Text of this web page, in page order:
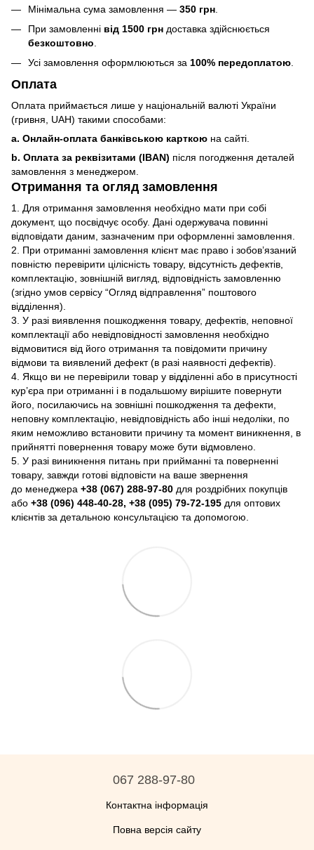
Мінімальна сума замовлення — 350 грн
При замовленні від 1500 грн доставка здійснюється
безкоштовно
Усі замовлення оформлюються за 100% передоплатою.
Оплата
Оплата приймається лише у національній валюті України
(гривня, UAH) такими способами:
a. Онлайн-оплата банківською карткою на сайті.
b. Оплата за реквізитами (IBAN) після погодження деталей
замовлення з менеджером.
Отримання та огляд замовлення
1. Для отримання замовлення необхідно мати при собі
документ, що посвідчує особу. Дані одержувача повинні
відповідати даним, зазначеним при оформленні замовлення.
2. При отриманні замовлення клієнт має право і зобов’язаний
повністю перевірити цілісність товару, відсутність дефектів,
комплектацію, зовнішній вигляд, відповідність замовленню
(згідно умов сервісу “Огляд відправлення” поштового
відділення).
3. У разі виявлення пошкодження товару, дефектів, неповної
комплектації або невідповідності замовлення необхідно
відмовитися від його отримання та повідомити причину
відмови та виявлений дефект (в разі наявності дефектів).
4. Якщо ви не перевірили товар у відділенні або в присутності
кур’єра при отриманні і в подальшому вирішите повернути
його, посилаючись на зовнішні пошкодження та дефекти,
неповну комплектацію, невідповідність або інші недоліки, по
яким неможливо встановити причину та момент виникнення, в
прийнятті повернення товару може бути відмовлено.
5. У разі виникнення питань при прийманні та поверненні
товару, завжди готові відповісти на ваше звернення
до менеджера +38 (067) 288-97-80 для роздрібних покупців
або +38 (096) 448-40-28, +38 (095) 79-72-195 для оптових
клієнтів за детальною консультацією та допомогою.
067 288-97-80
Контактна інформація
Повна версія сайту